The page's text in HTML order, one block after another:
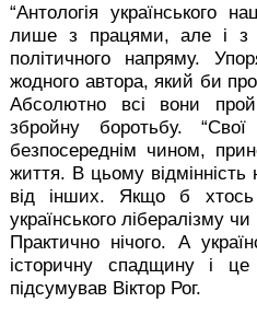
“Антологія українського
лише з працями, але і з
політичного напряму.
жодного автора, який би
Абсолютно всі вони
збройну боротьбу.
безпосереднім чином,
життя. В цьому відмінність
від інших. Якщо б хтось
українського лібералізму
Практично нічого. А
історичну спадщину і
підсумував Віктор Рог.